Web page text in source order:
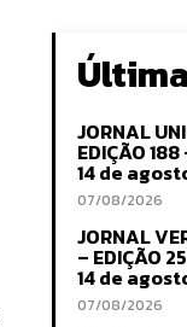
JORNAL
EDIÇÃO
14 de
07/08/2026
JORNAL
– EDIÇÃO
14 de
07/08/2026